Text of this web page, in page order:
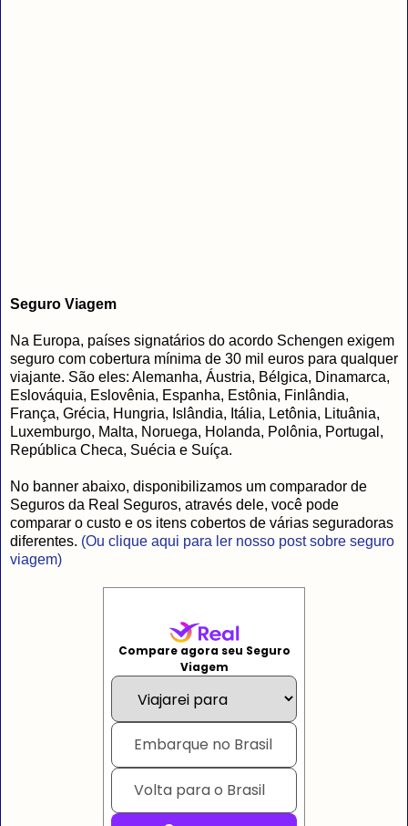
Seguro Viagem
Na Europa, países signatários do acordo Schengen exigem
seguro com cobertura mínima de 30 mil euros para qualquer
viajante. São eles: Alemanha, Áustria, Bélgica, Dinamarca,
Eslováquia, Eslovênia, Espanha, Estônia, Finlândia,
França, Grécia, Hungria, Islândia, Itália, Letônia, Lituânia,
Luxemburgo, Malta, Noruega, Holanda, Polônia, Portugal,
República Checa, Suécia e Suíça.
No banner abaixo, disponibilizamos um comparador de
Seguros da Real Seguros, através dele, você pode
comparar o custo e os itens cobertos de várias seguradoras
diferentes. (Ou clique aqui para ler nosso post sobre seguro
viagem)